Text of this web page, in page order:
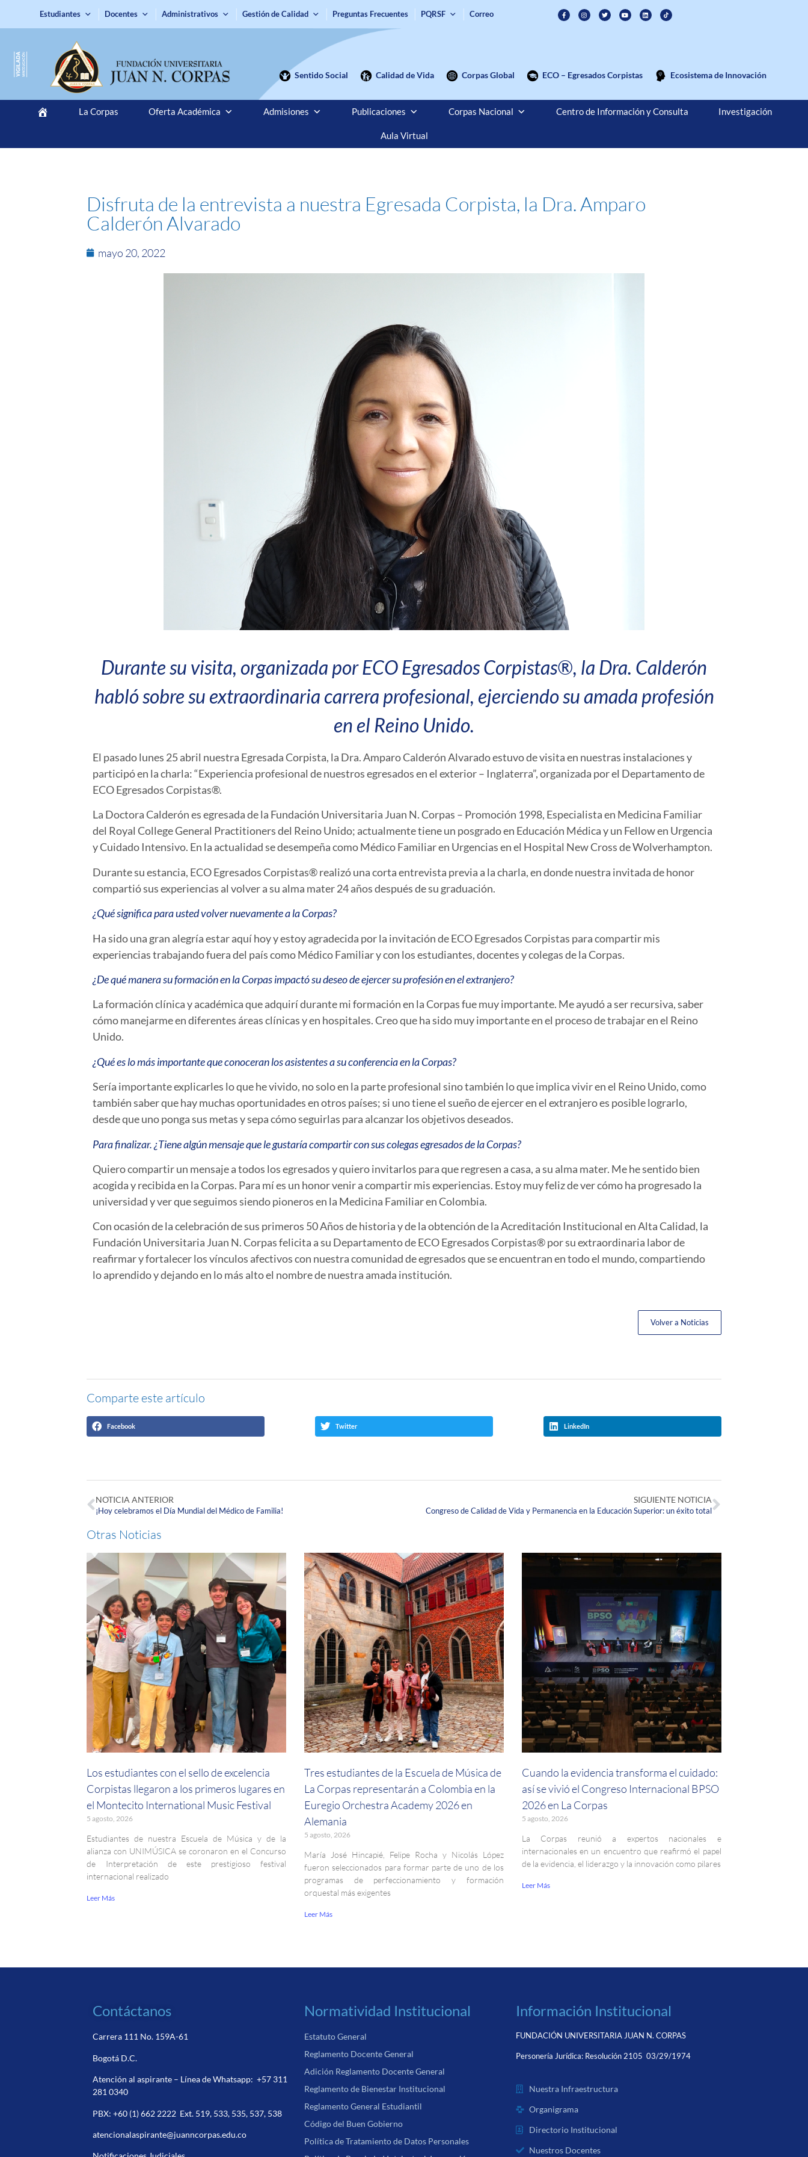
Estudiantes Docentes Administrativos Gestión de Calidad Preguntas Frecuentes PQRSF Correo
Sentido Social Calidad de Vida Corpas Global ECO – Egresados Corpistas Ecosistema de Innovación
La Corpas Oferta Académica Admisiones Publicaciones Corpas Nacional Centro de Información y Consulta Investigación
Aula Virtual
Disfruta de la entrevista a nuestra Egresada Corpista, la Dra. Amparo
Calderón Alvarado
mayo 20, 2022
Durante su visita, organizada por ECO Egresados Corpistas®, la Dra. Calderón
habló sobre su extraordinaria carrera profesional, ejerciendo su amada profesión
en el Reino Unido.
El pasado lunes 25 abril nuestra Egresada Corpista, la Dra. Amparo Calderón Alvarado estuvo de visita en nuestras instalaciones y
participó en la charla: “Experiencia profesional de nuestros egresados en el exterior – Inglaterra”, organizada por el Departamento de
ECO Egresados Corpistas®.
La Doctora Calderón es egresada de la Fundación Universitaria Juan N. Corpas – Promoción 1998, Especialista en Medicina Familiar
del Royal College General Practitioners del Reino Unido; actualmente tiene un posgrado en Educación Médica y un Fellow en Urgencia
y Cuidado Intensivo. En la actualidad se desempeña como Médico Familiar en Urgencias en el Hospital New Cross de Wolverhampton.
Durante su estancia, ECO Egresados Corpistas® realizó una corta entrevista previa a la charla, en donde nuestra invitada de honor
compartió sus experiencias al volver a su alma mater 24 años después de su graduación.
¿Qué significa para usted volver nuevamente a la Corpas?
Ha sido una gran alegría estar aquí hoy y estoy agradecida por la invitación de ECO Egresados Corpistas para compartir mis
experiencias trabajando fuera del país como Médico Familiar y con los estudiantes, docentes y colegas de la Corpas.
¿De qué manera su formación en la Corpas impactó su deseo de ejercer su profesión en el extranjero?
La formación clínica y académica que adquirí durante mi formación en la Corpas fue muy importante. Me ayudó a ser recursiva, saber
cómo manejarme en diferentes áreas clínicas y en hospitales. Creo que ha sido muy importante en el proceso de trabajar en el Reino
Unido.
¿Qué es lo más importante que conoceran los asistentes a su conferencia en la Corpas?
Sería importante explicarles lo que he vivido, no solo en la parte profesional sino también lo que implica vivir en el Reino Unido, como
también saber que hay muchas oportunidades en otros países; si uno tiene el sueño de ejercer en el extranjero es posible lograrlo,
desde que uno ponga sus metas y sepa cómo seguirlas para alcanzar los objetivos deseados.
Para finalizar. ¿Tiene algún mensaje que le gustaría compartir con sus colegas egresados de la Corpas?
Quiero compartir un mensaje a todos los egresados y quiero invitarlos para que regresen a casa, a su alma mater. Me he sentido bien
acogida y recibida en la Corpas. Para mí es un honor venir a compartir mis experiencias. Estoy muy feliz de ver cómo ha progresado la
universidad y ver que seguimos siendo pioneros en la Medicina Familiar en Colombia.
Con ocasión de la celebración de sus primeros 50 Años de historia y de la obtención de la Acreditación Institucional en Alta Calidad, la
Fundación Universitaria Juan N. Corpas felicita a su Departamento de ECO Egresados Corpistas® por su extraordinaria labor de
reafirmar y fortalecer los vínculos afectivos con nuestra comunidad de egresados que se encuentran en todo el mundo, compartiendo
lo aprendido y dejando en lo más alto el nombre de nuestra amada institución.
Volver a Noticias
Comparte este artículo
Facebook Twitter LinkedIn
NOTICIA ANTERIOR
¡Hoy celebramos el Día Mundial del Médico de Familia!
SIGUIENTE NOTICIA
Congreso de Calidad de Vida y Permanencia en la Educación Superior: un éxito total
Otras Noticias
Los estudiantes con el sello de excelencia
Corpistas llegaron a los primeros lugares en
el Montecito International Music Festival
5 agosto, 2026
Estudiantes de nuestra Escuela de Música y de la
alianza con UNIMÚSICA se coronaron en el Concurso
de Interpretación de este prestigioso festival
internacional realizado
Leer Más
Tres estudiantes de la Escuela de Música de
La Corpas representarán a Colombia en la
Euregio Orchestra Academy 2026 en
Alemania
5 agosto, 2026
María José Hincapié, Felipe Rocha y Nicolás López
fueron seleccionados para formar parte de uno de los
programas de perfeccionamiento y formación
orquestal más exigentes
Leer Más
Cuando la evidencia transforma el cuidado:
así se vivió el Congreso Internacional BPSO
2026 en La Corpas
5 agosto, 2026
La Corpas reunió a expertos nacionales e
internacionales en un encuentro que reafirmó el papel
de la evidencia, el liderazgo y la innovación como pilares
Leer Más
Contáctanos
Carrera 111 No. 159A-61
Bogotá D.C.
Atención al aspirante – Línea de Whatsapp:+57 311
281 0340
PBX:+60 (1) 662 2222 Ext. 519, 533, 535, 537, 538
atencionalaspirante@juanncorpas.edu.co
Normatividad Institucional
Estatuto General
Reglamento Docente General
Adición Reglamento Docente General
Reglamento de Bienestar Institucional
Reglamento General Estudiantil
Código del Buen Gobierno
Política de Tratamiento de Datos Personales
Información Institucional
FUNDACIÓN UNIVERSITARIA JUAN N. CORPAS
Personería Jurídica: Resolución 2105 03/29/1974
Nuestra Infraestructura
Organigrama
Directorio Institucional
Nuestros Docentes